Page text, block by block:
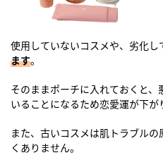
使用していないコスメや、劣化し
ます。
そのままポーチに入れておくと
いることになるため恋愛運が下が
また、古いコスメは肌トラブル
くありません。